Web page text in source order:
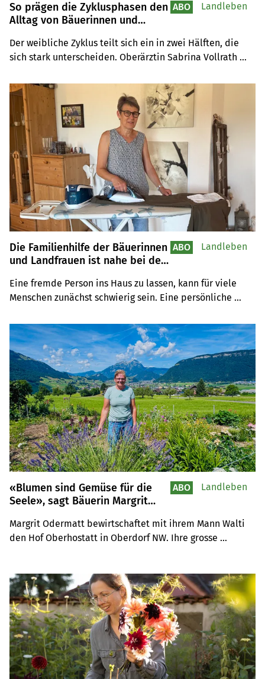
So prägen die Zyklusphasen den
Alltag von Bäuerinnen und
Der weibliche Zyklus teilt sich ein in zwei Hälften, die
sich stark unterscheiden. Oberärztin Sabrina Vollrath
ABO Landleben
Die Familienhilfe der Bäuerinnen
und Landfrauen ist nahe bei den
Eine fremde Person ins Haus zu lassen, kann für viele
Menschen zunächst schwierig sein. Eine persönliche
aufzubauen ist daher wichtig.
ABO Landleben
«Blumen sind Gemüse für die
Seele», sagt Bäuerin Margrit
Margrit Odermatt bewirtschaftet mit ihrem Mann Walti
den Hof Oberhostatt in Oberdorf NW. Ihre grosse
traditionellen Älplerchilbi-Hüte. Bald übernimmt Sohn
Marco den seit 150 Jahren familiengeführten Betrieb in
fünfter Generation.
ABO Landleben